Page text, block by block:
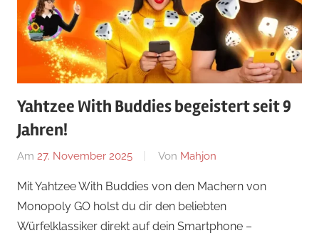
Yahtzee With Buddies begeistert seit 9
Jahren!
Am 27. November 2025 Von Mahjon
Spiele ,
Arcade-
Spiele,
Mit Yahtzee With Buddies von den Machern von
Monopoly GO holst du dir den beliebten
Würfelklassiker direkt auf dein Smartphone –